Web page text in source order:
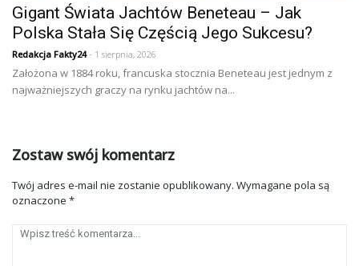
Gigant Świata Jachtów Beneteau – Jak
Polska Stała Się Częścią Jego Sukcesu?
Redakcja Fakty24- 1 sierpnia, 2026
Założona w 1884 roku, francuska stocznia Beneteau jest jednym z
najważniejszych graczy na rynku jachtów na...
Zostaw swój komentarz
Twój adres e-mail nie zostanie opublikowany. Wymagane pola są
oznaczone *